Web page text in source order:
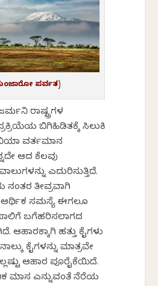
ಪರ್ವತ)
ರಾಷ್ಟ್ರಗಳ
ಬಿಗಿಹಿಡಿತಕ್ಕೆ ಸಿಲುಕಿ
ವರ್ತಮಾನ
ಆದ ಕೆಲವು
ಎದುರಿಸುತ್ತಿದೆ.
ತೀವ್ರವಾಗಿ
ಆರ್ಥಿಕ ಸಮಸ್ಯೆ ಈಗಲೂ
ಬಗೆಹರಿಸಲಾಗದ
ಆಹಾರಕ್ಕಾಗಿ ಹತ್ತು ಕೈಗಳು
ಕೈಗಳನ್ನು ಮಾತ್ರವೇ
ಆಹಾರ ಪೂರೈಕೆಯಿದೆ.
ಮಾಸ ಎನ್ನುವಂತೆ ನೆರೆಯ